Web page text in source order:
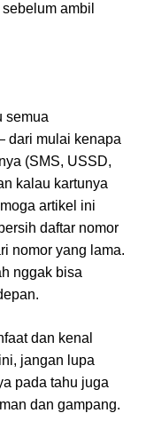
ambil
semua
dari mulai kenapa
(SMS, USSD,
kalau kartunya
artikel ini
daftar nomor
nomor yang lama.
nggak bisa
dan kenal
jangan lupa
pada tahu juga
dan gampang.